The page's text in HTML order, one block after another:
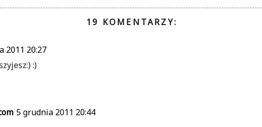
19 KOMENTARZY:
2011 20:27
:)
5 grudnia 2011 20:44